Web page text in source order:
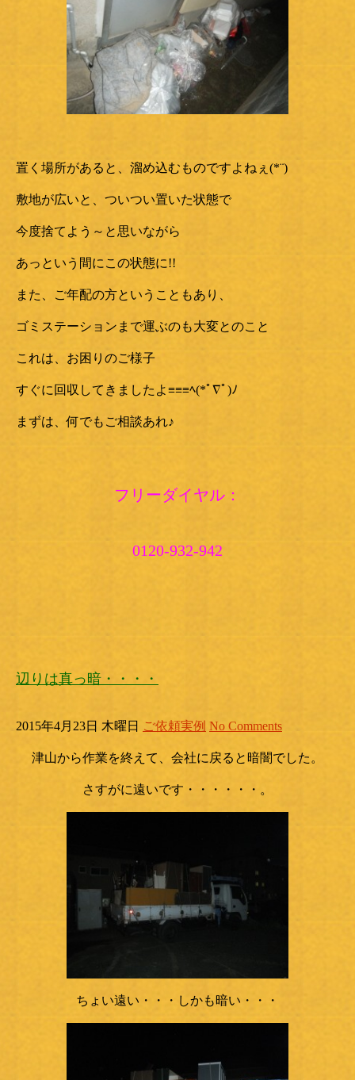
置く場所があると、溜め込むものですよねぇ(*¨)
敷地が広いと、ついつい置いた状態で
今度捨てよう～と思いながら
あっという間にこの状態に!!
また、ご年配の方ということもあり、
ゴミステーションまで運ぶのも大変とのこと
これは、お困りのご様子
すぐに回収してきましたよ≡≡≡ﾍ(*ﾟ∇ﾟ)ﾉ
まずは、何でもご相談あれ♪
フリーダイヤル：
0120-932-942
辺りは真っ暗・・・・
2015年4月23日 木曜日 ご依頼実例 No Comments
津山から作業を終えて、会社に戻ると暗闇でした。
さすがに遠いです・・・・・・。
ちょい遠い・・・しかも暗い・・・